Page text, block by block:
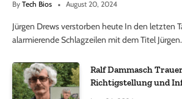
By Tech Bios August 20, 2024
Jürgen Drews verstorben heute In den letzten
alarmierende Schlagzeilen mit dem Titel
Ralf Dammasch
Richtigstellung und